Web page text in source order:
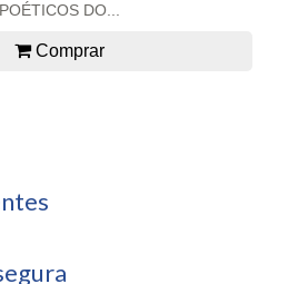
POÉTICOS DO...
Comprar